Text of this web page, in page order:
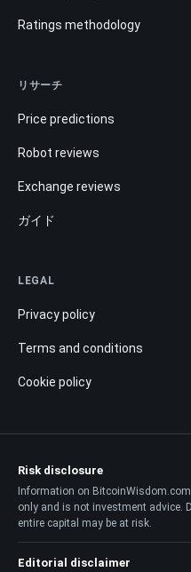
Ratings methodology
リサーチ
Price predictions
Robot reviews
Exchange reviews
ガイド
LEGAL
Privacy policy
Terms and conditions
Cookie policy
Risk disclosure
Information on
only and is not investment advice.
entire capital may be at risk.
Editorial disclaimer